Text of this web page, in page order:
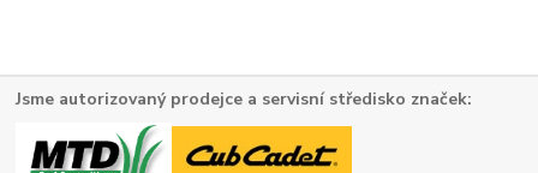
Jsme autorizovaný prodejce a servisní středisko značek: